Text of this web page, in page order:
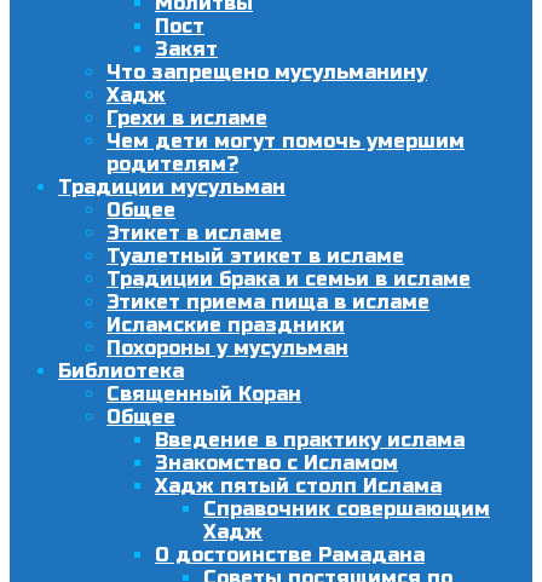
Пост
Закят
Что запрещено мусульманину
Хадж
Грехи в исламе
Чем дети могут помочь умершим
родителям?
Традиции мусульман
Общее
Этикет в исламе
Туалетный этикет в исламе
Традиции брака и семьи в исламе
Этикет приема пища в исламе
Исламские праздники
Похороны у мусульман
Библиотека
Священный Коран
Общее
Введение в практику ислама
Знакомство с Исламом
Хадж пятый столп Ислама
Справочник совершающим
Хадж
О достоинстве Рамадана